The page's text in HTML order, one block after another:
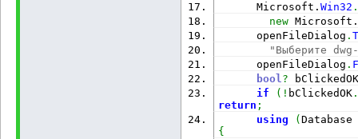
Microsoft.Win32
new
openFileDialog .
"Выберите
openFileDialog .
bool?
if
( ! bClickedOK
return ;
using
(
{